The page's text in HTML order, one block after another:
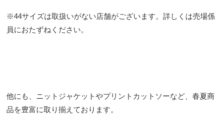
※44サイズは取扱いがない店舗がございます。詳しくは売場係
員におたずねください。
他にも、ニットジャケットやプリントカットソーなど、春夏商
品を豊富に取り揃えております。